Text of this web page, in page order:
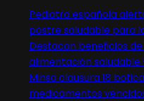
Pediatra española
postre saludable para
Destacan beneficios
alimentación saludable
Minsa clausura 18
medicamentos